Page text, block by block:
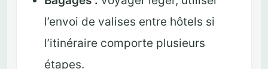
l’envoi de valises entre hôtels si
l’itinéraire comporte plusieurs
étapes.